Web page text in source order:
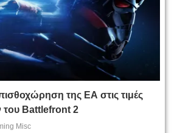
της ΕΑ στις τιμές
Battlefront 2
Misc